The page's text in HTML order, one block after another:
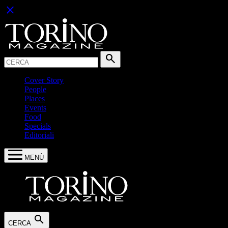
close
search
Cover Story
People
Places
Events
Food
Specials
Editoriali
MENÙ
CERCA search